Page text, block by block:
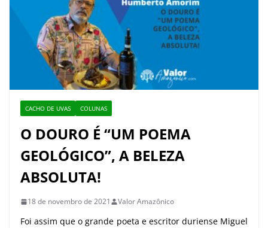
CACHO DE UVAS COLUNAS
O DOURO É “UM POEMA
GEOLÓGICO”, A BELEZA
ABSOLUTA!
18 de novembro de 2021 Valor Amazônico
Foi assim que o grande poeta e escritor duriense Miguel